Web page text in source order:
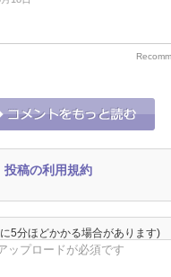
投稿の利用規約
5分ほどかかる場合があります)